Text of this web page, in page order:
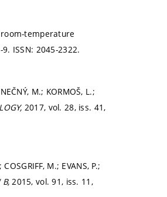
room-temperature
9. ISSN: 2045-2322.
M.; KORMOŠ, L.;
2017, vol. 28, iss. 41,
M.; EVANS, P.;
B, 2015, vol. 91, iss. 11,